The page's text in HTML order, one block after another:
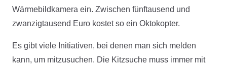
Wärmebildkamera ein. Zwischen fünftausend und
zwanzigtausend Euro kostet so ein Oktokopter.
Es gibt viele Initiativen, bei denen man sich melden
kann, um mitzusuchen. Die Kitzsuche muss immer mit